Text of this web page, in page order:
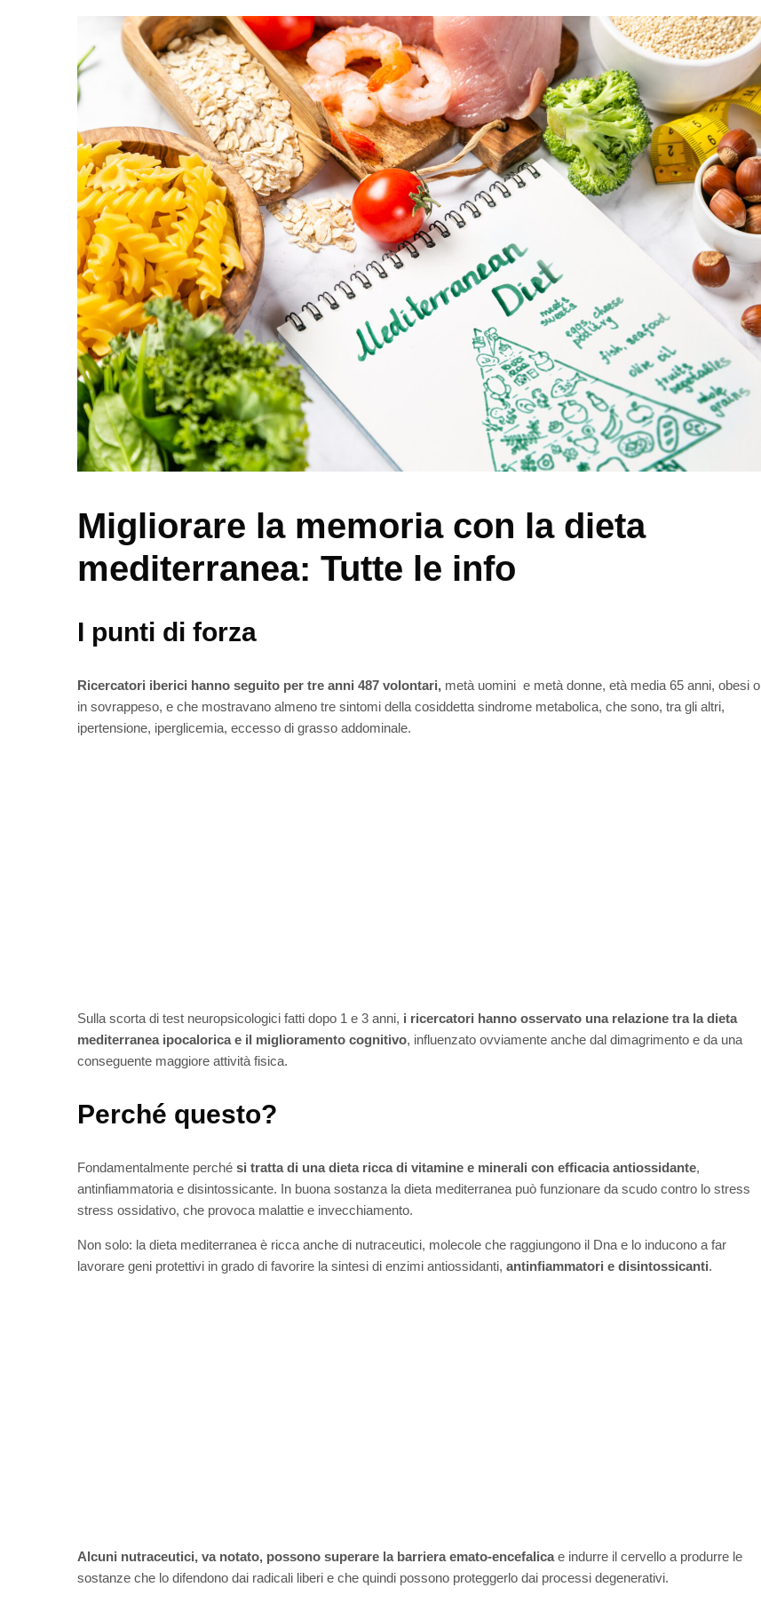
Migliorare la memoria con la dieta
mediterranea: Tutte le info
I punti di forza
Ricercatori iberici hanno seguito per tre anni 487 volontari, metà uomini e metà donne, età media 65 anni, obesi o
in sovrappeso, e che mostravano almeno tre sintomi della cosiddetta sindrome metabolica, che sono, tra gli altri,
ipertensione, iperglicemia, eccesso di grasso addominale.
Sulla scorta di test neuropsicologici fatti dopo 1 e 3 anni, i ricercatori hanno osservato una relazione tra la dieta
mediterranea ipocalorica e il miglioramento cognitivo, influenzato ovviamente anche dal dimagrimento e da una
conseguente maggiore attività fisica.
Perché questo?
Fondamentalmente perché si tratta di una dieta ricca di vitamine e minerali con efficacia antiossidante,
antinfiammatoria e disintossicante. In buona sostanza la dieta mediterranea può funzionare da scudo contro lo stress
stress ossidativo, che provoca malattie e invecchiamento.
Non solo: la dieta mediterranea è ricca anche di nutraceutici, molecole che raggiungono il Dna e lo inducono a far
lavorare geni protettivi in grado di favorire la sintesi di enzimi antiossidanti, antinfiammatori e disintossicanti.
Alcuni nutraceutici, va notato, possono superare la barriera emato-encefalicae indurre il cervello a produrre le
sostanze che lo difendono dai radicali liberi e che quindi possono proteggerlo dai processi degenerativi.